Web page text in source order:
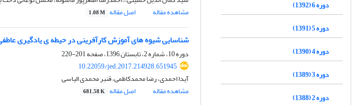
مشاهده مقاله
اصل مقاله 1.08 M
شناسایی شیوه های آموزش کارآفرینی در حیطه ی یادگیری
دوره 10، شماره 2، تابستان 1396، صفحه
201-220
10.22059/jed.2017.214928.651945
آیدا احمدی، رضا محمدکاظمی، قنبر محمدی الیاسی
مشاهده مقاله
اصل مقاله 681.58 K
دوره 6 (1392)
دوره 5 (1391)
دوره 4 (1390)
دوره 3 (1389)
دوره 2 (1388)